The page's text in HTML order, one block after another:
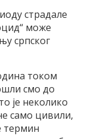
страдале
може
српског
током
смо до
је неколико
само цивили,
термин